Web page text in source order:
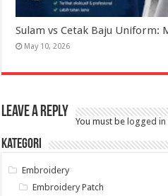
Sulam vs Cetak Baju Uniform:
May 10, 2026
Leave a Reply
You must be logged in
Kategori
Embroidery
Embroidery Patch